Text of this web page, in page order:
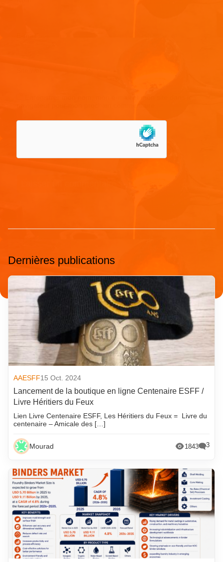
Dernières publications
AAESFF15 Oct. 2024
Lancement de la boutique en ligne Centenaire ESFF /
Livre Héritiers du Feux
Lien Livre Centenaire ESFF, Les Héritiers du Feux = Livre du
centenaire – Amicale des […]
Mourad 1843 3